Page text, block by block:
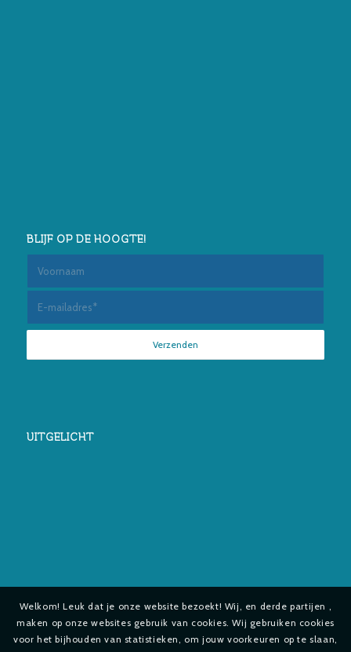
BLIJF OP DE HOOGTE!
UITGELICHT
Welkom! Leuk dat je onze website bezoekt! Wij, en derde partijen ,
maken op onze websites gebruik van cookies. Wij gebruiken cookies
voor het bijhouden van statistieken, om jouw voorkeuren op te slaan,